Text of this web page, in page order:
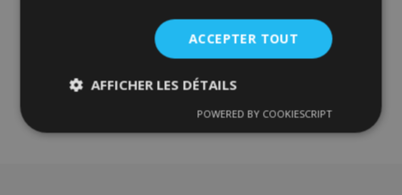
Ajouter
à la
d'achats
ACCEPTER TOUT
AFFICHER LES DÉTAILS
nécessaires
Performance Ciblage
POWERED BY COOKIESCRIPT